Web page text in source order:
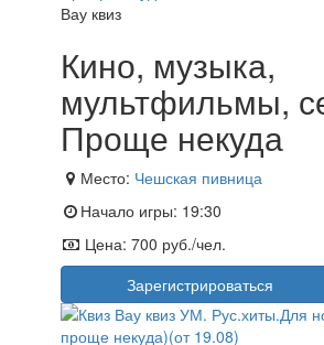
Вау квиз
Кино, музыка,
мультфильмы,
Проще некуда
Место: Чешская пивница
Начало игры: 19:30
Цена: 700 руб./чел.
Зарегистрироваться